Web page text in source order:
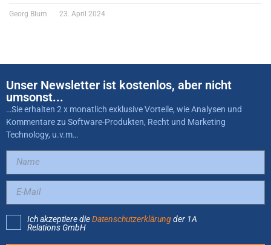
Georg Blum 23. April 2024
Unser Newsletter ist kostenlos, aber nicht
umsonst...
…Sie erhalten 2 x monatlich exklusive Vorteile, wie Analysen und
Kommentare zu Software-Produkten, Recht und Marketing
Technology, u.v.m…
Ich akzeptiere dieDatenschutzerklärungder 1A
Relations GmbH